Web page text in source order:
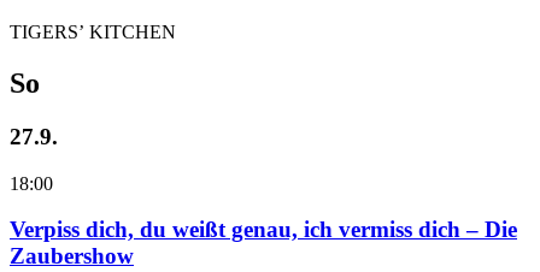
TIGERS’ KITCHEN
So
27.9.
18:00
Verpiss dich, du weißt genau, ich vermiss dich – Die
Zaubershow